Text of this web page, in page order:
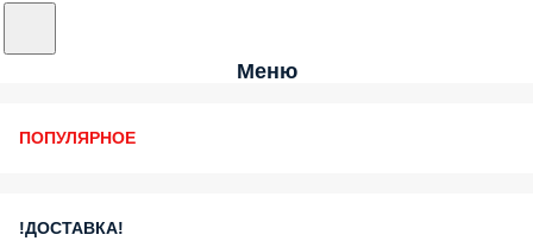
Меню
ПОПУЛЯРНОЕ
!ДОСТАВКА!